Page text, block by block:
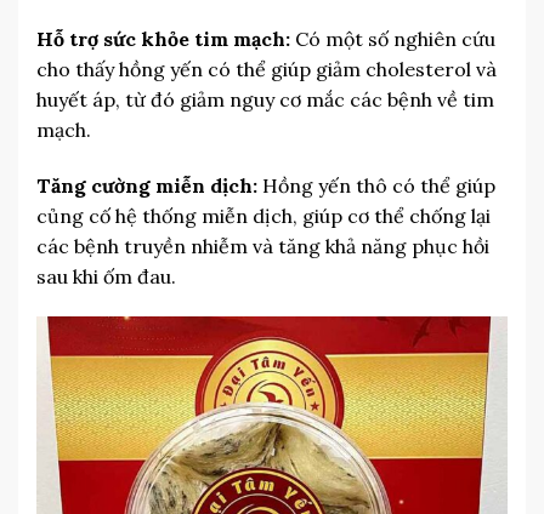
Hỗ trợ sức khỏe tim mạch: Có một số nghiên cứu
cho thấy hồng yến có thể giúp giảm cholesterol và
huyết áp, từ đó giảm nguy cơ mắc các bệnh về tim
mạch.
Tăng cường miễn dịch: Hồng yến thô có thể giúp
củng cố hệ thống miễn dịch, giúp cơ thể chống lại
các bệnh truyền nhiễm và tăng khả năng phục hồi
sau khi ốm đau.